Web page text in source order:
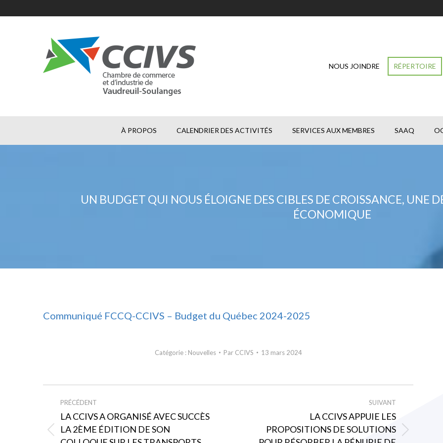
NOUS JOINDRE RÉPERTOIRE
À PROPOS CALENDRIER DES ACTIVITÉS SERVICES AUX MEMBRES SAAQ
UN BUDGET QUI NOUS ÉLOIGNE DES CIBLES DE CROISSANCE, UNE
ÉCONOMIQUE
Communiqué FCCQ-CCIVS – Budget du Québec 2024-2025
Catégorie : Nouvelles Par CCIVS 13 mars 2024
ARTICLE
PRÉCÉDENT
Article
LA CCIVS A ORGANISÉ AVEC SUCCÈS
LA 2ÈME ÉDITION DE SON
SUIVANT
Article
LA CCIVS APPUIE LES
PROPOSITIONS DE SOLUTIONS